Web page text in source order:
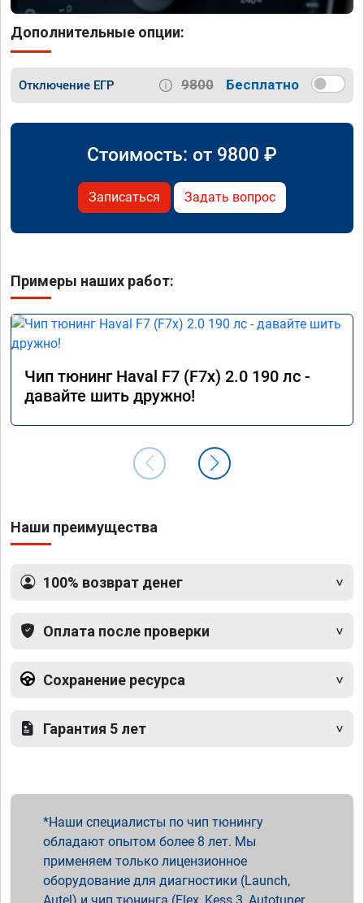
Дополнительные опции:
Отключение ЕГР 9800 Бесплатно
Стоимость: от 9800 ₽
Записаться Задать вопрос
Примеры наших работ:
Чип тюнинг Haval F7 (F7x) 2.0 190 лс -
давайте шить дружно!
Наши преимущества
100% возврат денег
Оплата после проверки
Сохранение ресурса
Гарантия 5 лет
Наши специалисты по чип тюнингу
обладают опытом более 8 лет. Мы
применяем только лицензионное
оборудование для диагностики (Launch,